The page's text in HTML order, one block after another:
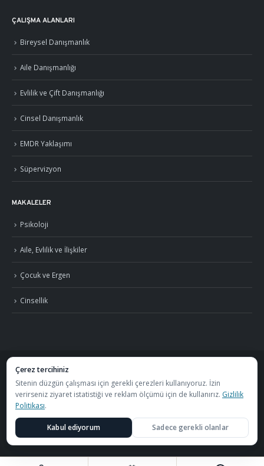
ÇALIŞMA ALANLARI
Bireysel Danışmanlık
Aile Danışmanlığı
Evlilik ve Çift Danışmanlığı
Cinsel Danışmanlık
EMDR Yaklaşımı
Süpervizyon
MAKALELER
Psikoloji
Aile, Evlilik ve İlişkiler
Çocuk ve Ergen
Cinsellik
©2026 Uzm. Psk. Kemal Özcan. Tüm hakları saklıdır. · Gizlilik Politikası ve KVKK
S.S.S.
GörüşmelerÖzel Metafor Aile Danışma Merkezibünyesinde
yapılmaktadır.
Çerez tercihiniz
Sitenin düzgün çalışması için gerekli çerezleri kullanıyoruz. İzin
verirseniz ziyaret istatistiği ve reklam ölçümü için de kullanırız. Gizlilik
Politikası.
Kabul ediyorum Sadece gerekli olanlar